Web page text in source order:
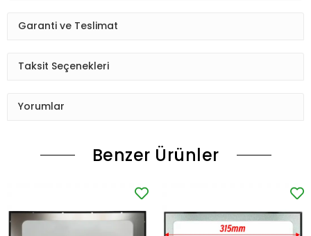
Garanti ve Teslimat
Taksit Seçenekleri
Yorumlar
Benzer Ürünler